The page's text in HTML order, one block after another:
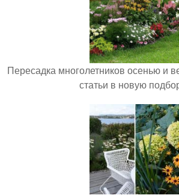
Пересадка многолетников осенью и
статьи в новую